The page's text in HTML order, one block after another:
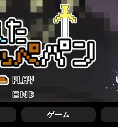
ゲーム